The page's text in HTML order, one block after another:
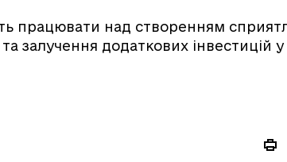
працювати над створенням
залучення додаткових інвестицій у